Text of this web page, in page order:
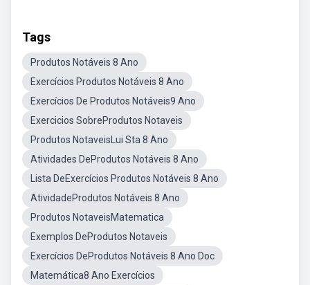
Tags
Produtos Notáveis 8 Ano
Exercícios Produtos Notáveis 8 Ano
Exercícios De Produtos Notáveis9 Ano
Exercicios SobreProdutos Notaveis
Produtos NotaveisLui Sta 8 Ano
Atividades DeProdutos Notáveis 8 Ano
Lista DeExercícios Produtos Notáveis 8 Ano
AtividadeProdutos Notáveis 8 Ano
Produtos NotaveisMatematica
Exemplos DeProdutos Notaveis
Exercícios DeProdutos Notáveis 8 Ano Doc
Matemática8 Ano Exercícios